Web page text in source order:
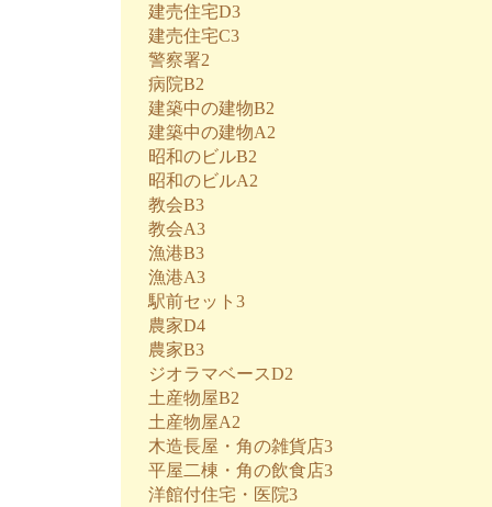
建売住宅D3
建売住宅C3
警察署2
病院B2
建築中の建物B2
建築中の建物A2
昭和のビルB2
昭和のビルA2
教会B3
教会A3
漁港B3
漁港A3
駅前セット3
農家D4
農家B3
ジオラマベースD2
土産物屋B2
土産物屋A2
木造長屋・角の雑貨店3
平屋二棟・角の飲食店3
洋館付住宅・医院3